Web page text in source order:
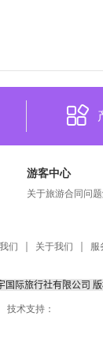
游客中心
关于旅游合同问
们 关于我们 服
际旅行社有限公司
技术支持：